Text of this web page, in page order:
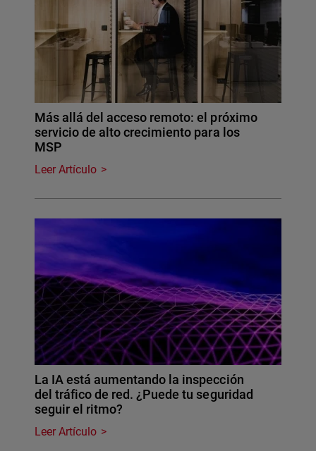
Más allá del acceso remoto: el próximo
servicio de alto crecimiento para los
MSP
Leer Artículo
La IA está aumentando la inspección
del tráfico de red. ¿Puede tu seguridad
seguir el ritmo?
Leer Artículo